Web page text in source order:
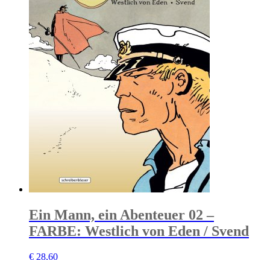
Ein Mann, ein Abenteuer 02 –
FARBE: Westlich von Eden / Svend
€ 28,60